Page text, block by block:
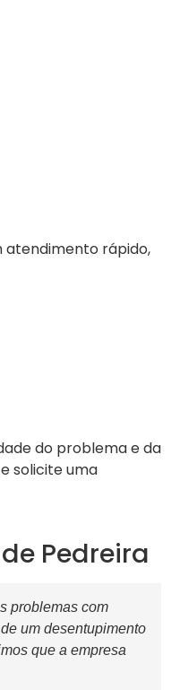
atendimento rápido,
do problema e da
solicite uma
Pedreira
problemas com
um desentupimento
que a empresa